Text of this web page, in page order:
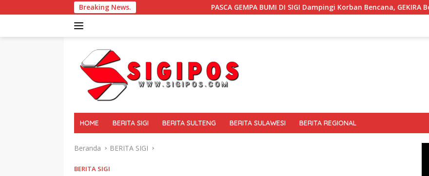
ke
Breaking News.PASCA GEMPA BUMI DI SIGI Dampingi Korban Bencana, GEKIRA Berikan ‘Trauma Healing’
HOME BERITA SIGI BERITA SULTENG BERITA SULAWESI BERITA REGIONAL
Beranda BERITA SIGI
BERITA SIGI